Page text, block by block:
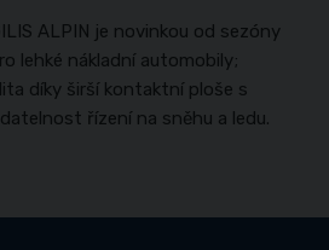
ALPIN je novinkou od sezóny
lehké nákladní automobily;
díky širší kontaktní ploše s
řízení na sněhu a ledu.